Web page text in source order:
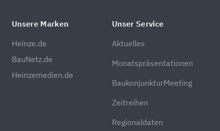
Unsere Marken
Heinze.de
BauNetz.de
Heinzemedien.de
Unser Service
Aktuelles
Monatspräsentationen
BaukonjunkturMeeting
Zeitreihen
Regionaldaten